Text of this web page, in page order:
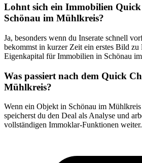
Lohnt sich ein Immobilien
Schönau im Mühlkreis?
Ja, besonders wenn du Inserate schnell
bekommst in kurzer Zeit ein erstes Bild
Eigenkapital für Immobilien in Schönau
Was passiert nach dem Quick
Mühlkreis?
Wenn ein Objekt in Schönau im
speicherst du den Deal als Analyse und
vollständigen Immoklar-Funktionen weiter.